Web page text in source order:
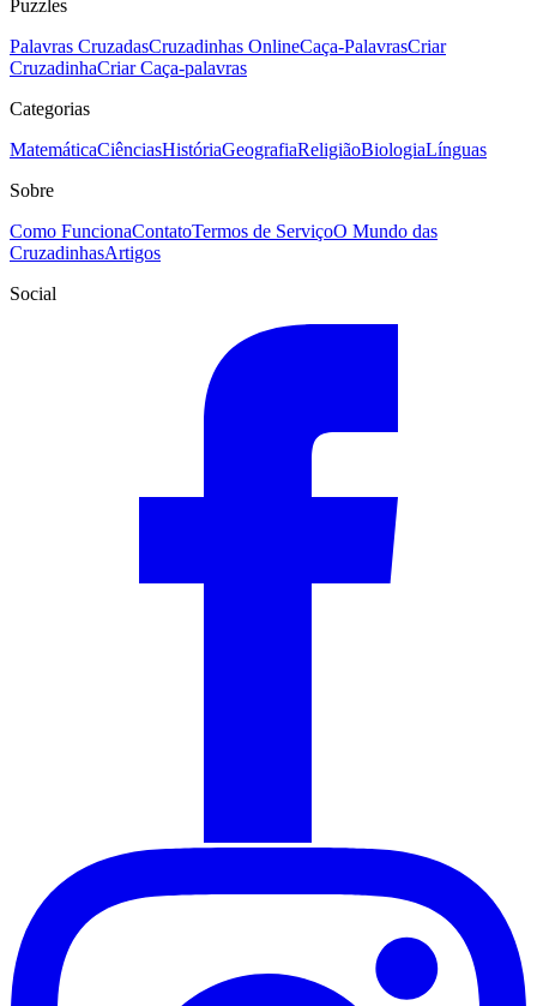
Puzzles
Palavras CruzadasCruzadinhas OnlineCaça-PalavrasCriar
CruzadinhaCriar Caça-palavras
Categorias
MatemáticaCiênciasHistóriaGeografiaReligiãoBiologiaLínguas
Sobre
Como FuncionaContatoTermos de ServiçoO Mundo das
CruzadinhasArtigos
Social